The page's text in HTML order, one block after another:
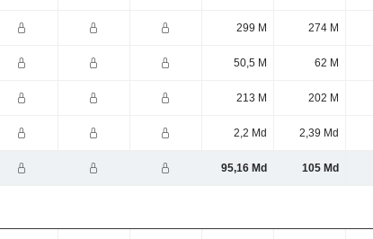
299 M 274 M
50,5 M 62 M
213 M 202 M
2,2 Md 2,39 Md
95,16 Md 105 Md